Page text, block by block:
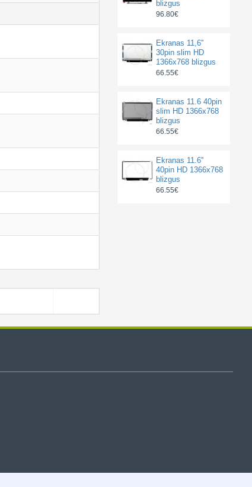
blizgus
96.80€
Ekranas 11,6''
30pin slim HD
1366x768 blizgus
66.55€
Ekranas 11.6 40pin
slim HD 1366x768
blizgus
66.55€
Ekranas 11.6''
40pin HD 1366x768
blizgus
66.55€